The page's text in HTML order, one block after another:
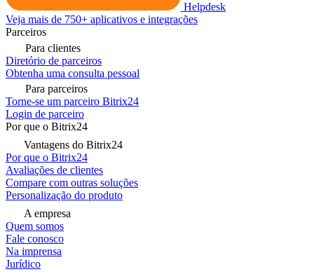
Helpdesk
Veja mais de 750+ aplicativos e integrações
Parceiros
Para clientes
Diretório de parceiros
Obtenha uma consulta pessoal
Para parceiros
Torne-se um parceiro Bitrix24
Login de parceiro
Por que o Bitrix24
Vantagens do Bitrix24
Por que o Bitrix24
Avaliações de clientes
Compare com outras soluções
Personalização do produto
A empresa
Quem somos
Fale conosco
Na imprensa
Jurídico